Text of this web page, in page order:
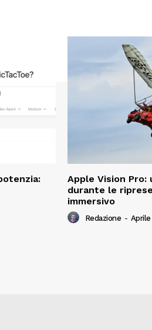
Apple Vision
durante le
immersivo
Redazione - Aprile